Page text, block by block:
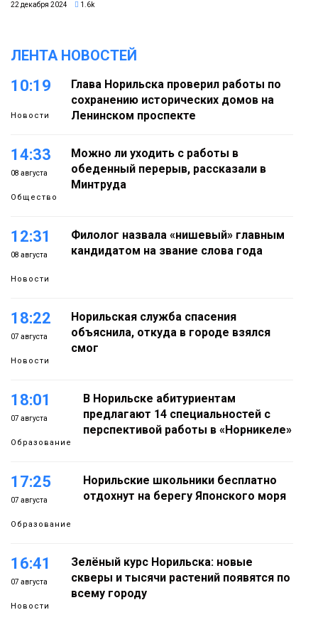
22 декабря 2024 1.6k
ЛЕНТА НОВОСТЕЙ
10:19
Новости
Глава Норильска проверил работы по
сохранению исторических домов на
Ленинском проспекте
14:33
08 августа
Общество
Можно ли уходить с работы в
обеденный перерыв, рассказали в
Минтруда
12:31
08 августа
Новости
Филолог назвала «нишевый» главным
кандидатом на звание слова года
18:22
07 августа
Новости
Норильская служба спасения
объяснила, откуда в городе взялся
смог
18:01
07 августа
Образование
В Норильске абитуриентам
предлагают 14 специальностей с
перспективой работы в «Норникеле»
17:25
07 августа
Образование
Норильские школьники бесплатно
отдохнут на берегу Японского моря
16:41
07 августа
Новости
Зелёный курс Норильска: новые
скверы и тысячи растений появятся по
всему городу